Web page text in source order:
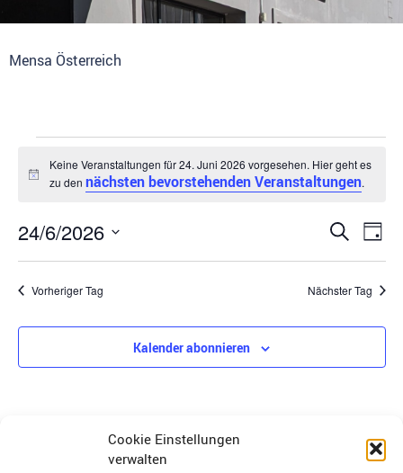
Cookie Einstellungen
verwalten
Mensa Österreich
Hinweis
Keine Veranstaltungen für 24. Juni 2026 vorgesehen. Hier geht es
zu den nächsten bevorstehenden Veranstaltungen.
Suche
und
SucheTag
24/6/2026
wählen.
Vorheriger Tag Nächster Tag
Kalender abonnieren